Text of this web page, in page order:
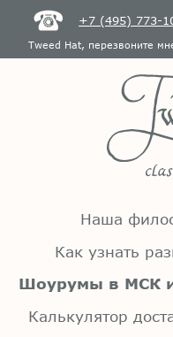
+7 (495) 773-
Tweed Hat, перезвоните
Наша
Как узнать
Шоурумы в МСК
Калькулятор